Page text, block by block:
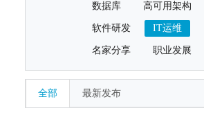
数据库 高可用架构
软件研发 IT运维
名家分享 职业发展
全部 最新发布